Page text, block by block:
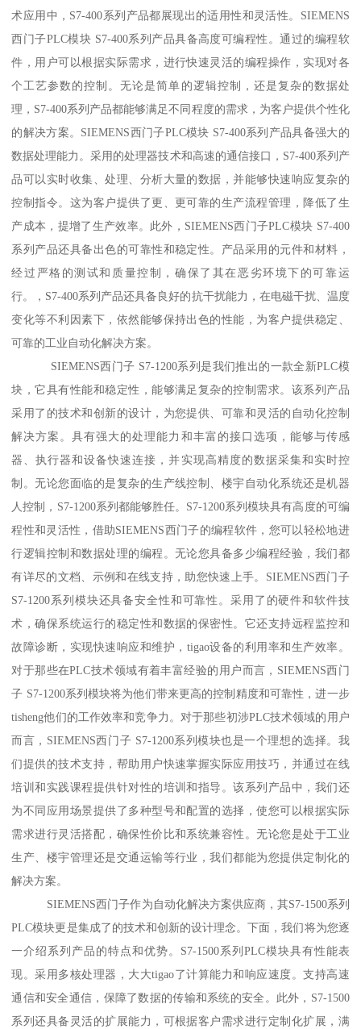
术应用中，S7-400系列产品都展现出的适用性和灵活性。SIEMENS
西门子PLC模块 S7-400系列产品具备高度可编程性。通过的编程软
件，用户可以根据实际需求，进行快速灵活的编程操作，实现对各
个工艺参数的控制。无论是简单的逻辑控制，还是复杂的数据处
理，S7-400系列产品都能够满足不同程度的需求，为客户提供个性化
的解决方案。SIEMENS西门子PLC模块 S7-400系列产品具备强大的
数据处理能力。采用的处理器技术和高速的通信接口，S7-400系列产
品可以实时收集、处理、分析大量的数据，并能够快速响应复杂的
控制指令。这为客户提供了更、更可靠的生产流程管理，降低了生
产成本，提增了生产效率。此外，SIEMENS西门子PLC模块 S7-400
系列产品还具备出色的可靠性和稳定性。产品采用的元件和材料，
经过严格的测试和质量控制，确保了其在恶劣环境下的可靠运
行。，S7-400系列产品还具备良好的抗干扰能力，在电磁干扰、温度
变化等不利因素下，依然能够保持出色的性能，为客户提供稳定、
可靠的工业自动化解决方案。
SIEMENS西门子 S7-1200系列是我们推出的一款全新PLC模
块，它具有性能和稳定性，能够满足复杂的控制需求。该系列产品
采用了的技术和创新的设计，为您提供、可靠和灵活的自动化控制
解决方案。具有强大的处理能力和丰富的接口选项，能够与传感
器、执行器和设备快速连接，并实现高精度的数据采集和实时控
制。无论您面临的是复杂的生产线控制、楼宇自动化系统还是机器
人控制，S7-1200系列都能够胜任。S7-1200系列模块具有高度的可编
程性和灵活性，借助SIEMENS西门子的编程软件，您可以轻松地进
行逻辑控制和数据处理的编程。无论您具备多少编程经验，我们都
有详尽的文档、示例和在线支持，助您快速上手。SIEMENS西门子
S7-1200系列模块还具备安全性和可靠性。采用了的硬件和软件技
术，确保系统运行的稳定性和数据的保密性。它还支持远程监控和
故障诊断，实现快速响应和维护，tigao设备的利用率和生产效率。
对于那些在PLC技术领域有着丰富经验的用户而言，SIEMENS西门
子 S7-1200系列模块将为他们带来更高的控制精度和可靠性，进一步
tisheng他们的工作效率和竞争力。对于那些初涉PLC技术领域的用户
而言，SIEMENS西门子 S7-1200系列模块也是一个理想的选择。我
们提供的技术支持，帮助用户快速掌握实际应用技巧，并通过在线
培训和实践课程提供针对性的培训和指导。该系列产品中，我们还
为不同应用场景提供了多种型号和配置的选择，使您可以根据实际
需求进行灵活搭配，确保性价比和系统兼容性。无论您是处于工业
生产、楼宇管理还是交通运输等行业，我们都能为您提供定制化的
解决方案。
SIEMENS西门子作为自动化解决方案供应商，其S7-1500系列
PLC模块更是集成了的技术和创新的设计理念。下面，我们将为您逐
一介绍系列产品的特点和优势。S7-1500系列PLC模块具有性能表
现。采用多核处理器，大大tigao了计算能力和响应速度。支持高速
通信和安全通信，保障了数据的传输和系统的安全。此外，S7-1500
系列还具备灵活的扩展能力，可根据客户需求进行定制化扩展，满